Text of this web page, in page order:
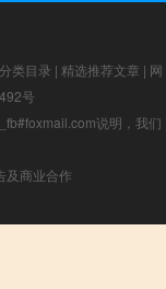
类目录 | 精选推荐文章 | 网
号
说明，我们
及商业合作